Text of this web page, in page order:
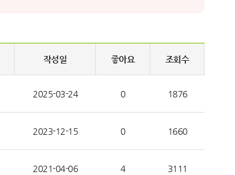
작성일 좋아요 조회수
2025-03-24 0 1876
2023-12-15 0 1660
2021-04-06 4 3111